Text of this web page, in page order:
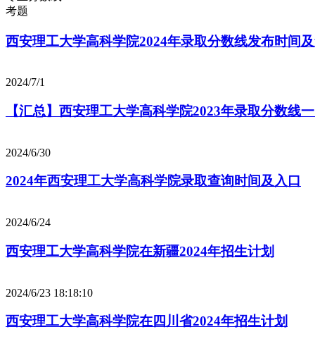
考题
西安理工大学高科学院2024年录取分数线发布时间
2024/7/1
【汇总】西安理工大学高科学院2023年录取分数线
2024/6/30
2024年西安理工大学高科学院录取查询时间及入口
2024/6/24
西安理工大学高科学院在新疆2024年招生计划
2024/6/23 18:18:10
西安理工大学高科学院在四川省2024年招生计划